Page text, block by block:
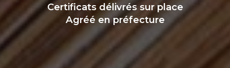
Certificats délivrés sur place
Agréé en préfecture